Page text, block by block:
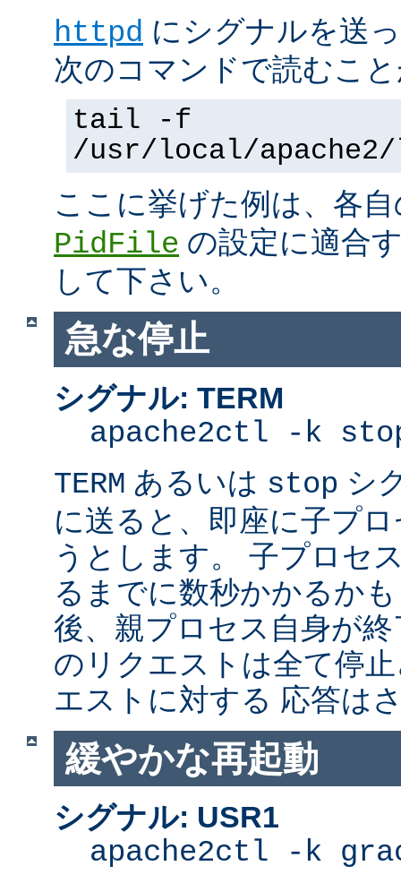
httpd にシグナルを送
次のコマンドで読むこ
tail -f
/usr/local/
ここに挙げた例は、各
PidFile の設定に適合
して下さい。
急な停止
シグナル: TERM
apache2ctl -k
TERM あるいは stop シ
に送ると、即座に子プ
うとします。 子プロセ
るまでに数秒かかるか
後、親プロセス自身が
のリクエストは全て停
エストに対する 応答は
緩やかな再起動
シグナル: USR1
apache2ctl -k